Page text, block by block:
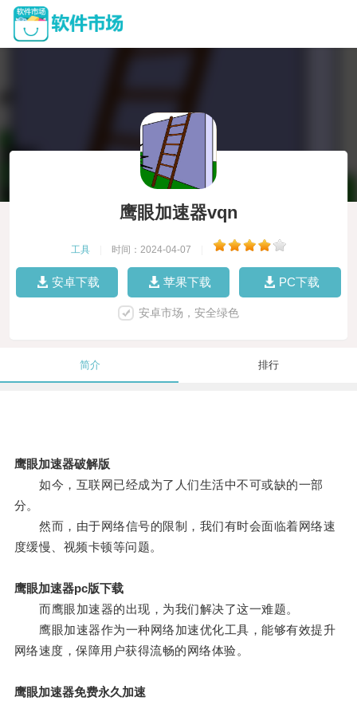
鹰眼加速器vqn
工具 时间：2024-04-07
安卓下载 苹果下载 PC下载
安卓市场，安全绿色
简介 排行
鹰眼加速器破解版
如今，互联网已经成为了人们生活中不可或缺的一部
分。
然而，由于网络信号的限制，我们有时会面临着网络速
度缓慢、视频卡顿等问题。
鹰眼加速器pc版下载
而鹰眼加速器的出现，为我们解决了这一难题。
鹰眼加速器作为一种网络加速优化工具，能够有效提升
网络速度，保障用户获得流畅的网络体验。
鹰眼加速器免费永久加速